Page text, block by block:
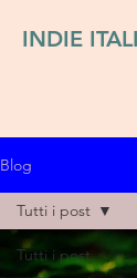
INDIE
Blog
Tutti i post
Tutti i post